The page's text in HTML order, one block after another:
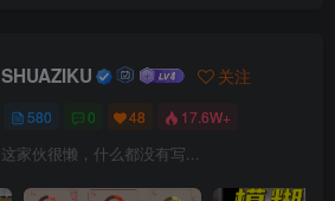
SHUAZIKU 关注
580 0 48 17.6W+
这家伙很懒，什么都没有写...